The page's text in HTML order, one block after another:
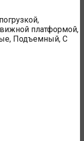
платформой,
Подъемный, С